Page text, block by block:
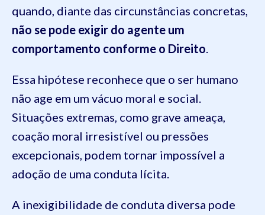
quando, diante das circunstâncias concretas,
não se pode exigir do agente um
comportamento conforme o Direito.
Essa hipótese reconhece que o ser humano
não age em um vácuo moral e social.
Situações extremas, como grave ameaça,
coação moral irresistível ou pressões
excepcionais, podem tornar impossível a
adoção de uma conduta lícita.
A inexigibilidade de conduta diversa pode